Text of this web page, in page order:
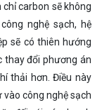
carbon sẽ không
nghệ sạch, hệ
sẽ có thiên hướng
thay đổi phương án
thải hơn. Điều này
công nghệ sạch